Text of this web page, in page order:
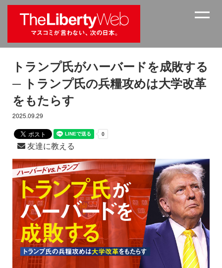
トランプ氏がハーバードを成敗する
─ トランプ氏の兵糧攻めは大学改革
をもたらす
2025.09.29
友達に教える